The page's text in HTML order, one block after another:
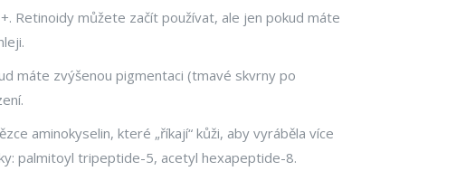
Retinoidy můžete začít používat, ale jen pokud máte
máte zvýšenou pigmentaci (tmavé skvrny po
aminokyselin, které „říkají“ kůži, aby vyráběla více
palmitoyl tripeptide-5, acetyl hexapeptide-8.